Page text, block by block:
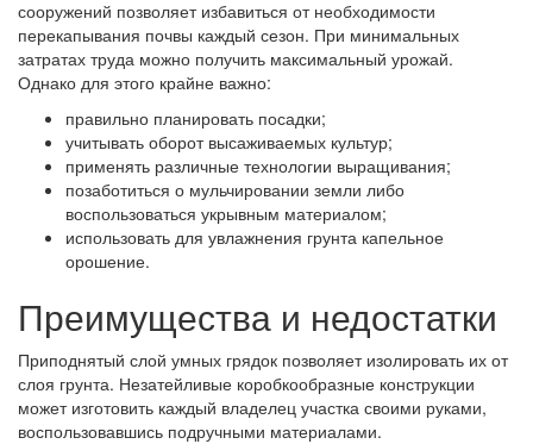
сооружений позволяет избавиться от необходимости
перекапывания почвы каждый сезон. При минимальных
затратах труда можно получить максимальный урожай.
Однако для этого крайне важно:
правильно планировать посадки;
учитывать оборот высаживаемых культур;
применять различные технологии выращивания;
позаботиться о мульчировании земли либо
воспользоваться укрывным материалом;
использовать для увлажнения грунта капельное
орошение.
Преимущества и недостатки
Приподнятый слой умных грядок позволяет изолировать их от
слоя грунта. Незатейливые коробкообразные конструкции
может изготовить каждый владелец участка своими руками,
воспользовавшись подручными материалами.